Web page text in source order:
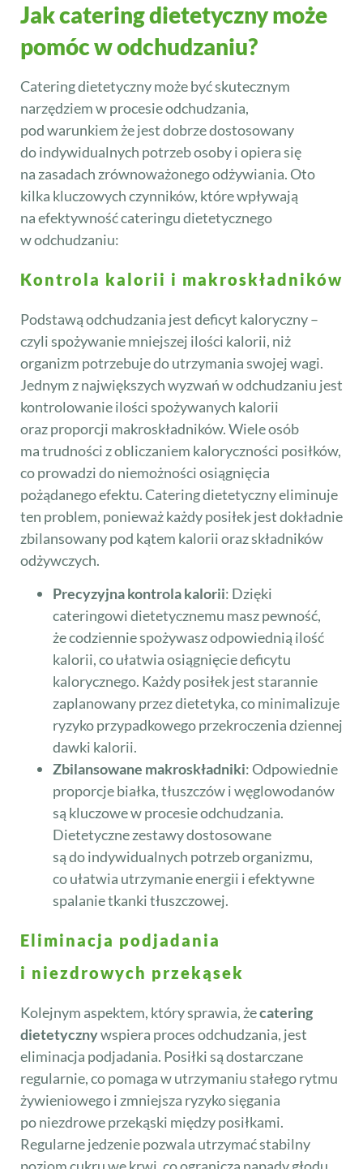
Jak catering dietetyczny może
pomóc w odchudzaniu?
Catering dietetyczny może być skutecznym
narzędziem w procesie odchudzania,
pod warunkiem że jest dobrze dostosowany
do indywidualnych potrzeb osoby i opiera się
na zasadach zrównoważonego odżywiania. Oto
kilka kluczowych czynników, które wpływają
na efektywność cateringu dietetycznego
w odchudzaniu:
Kontrola kalorii i makroskładników
Podstawą odchudzania jest deficyt kaloryczny –
czyli spożywanie mniejszej ilości kalorii, niż
organizm potrzebuje do utrzymania swojej wagi.
Jednym z największych wyzwań w odchudzaniu jest
kontrolowanie ilości spożywanych kalorii
oraz proporcji makroskładników. Wiele osób
ma trudności z obliczaniem kaloryczności posiłków,
co prowadzi do niemożności osiągnięcia
pożądanego efektu. Catering dietetyczny eliminuje
ten problem, ponieważ każdy posiłek jest dokładnie
zbilansowany pod kątem kalorii oraz składników
odżywczych.
Precyzyjna kontrola kalorii: Dzięki
cateringowi dietetycznemu masz pewność,
że codziennie spożywasz odpowiednią ilość
kalorii, co ułatwia osiągnięcie deficytu
kalorycznego. Każdy posiłek jest starannie
zaplanowany przez dietetyka, co minimalizuje
ryzyko przypadkowego przekroczenia dziennej
dawki kalorii.
Zbilansowane makroskładniki: Odpowiednie
proporcje białka, tłuszczów i węglowodanów
są kluczowe w procesie odchudzania.
Dietetyczne zestawy dostosowane
są do indywidualnych potrzeb organizmu,
co ułatwia utrzymanie energii i efektywne
spalanie tkanki tłuszczowej.
Eliminacja podjadania
i niezdrowych przekąsek
Kolejnym aspektem, który sprawia, żecatering
dietetycznywspiera proces odchudzania, jest
eliminacja podjadania. Posiłki są dostarczane
regularnie, co pomaga w utrzymaniu stałego rytmu
żywieniowego i zmniejsza ryzyko sięgania
po niezdrowe przekąski między posiłkami.
Regularne jedzenie pozwala utrzymać stabilny